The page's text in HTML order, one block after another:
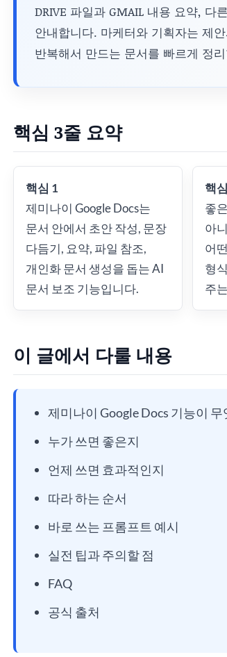
DRIVE 파일과 GMAIL 내용 요약,
안내합니다. 마케터와 기획자는 제
반복해서 만드는 문서를 빠르게 정
핵심 3줄 요약
핵심 1
제미나이 Google Docs는
문서 안에서 초안 작성, 문장
다듬기, 요약, 파일 참조,
개인화 문서 생성을 돕는 AI
문서 보조 기능입니다.
핵
좋
아
어
형
주
이 글에서 다룰 내용
제미나이 Google Docs 기능이 무
누가 쓰면 좋은지
언제 쓰면 효과적인지
따라 하는 순서
바로 쓰는 프롬프트 예시
실전 팁과 주의할 점
FAQ
공식 출처